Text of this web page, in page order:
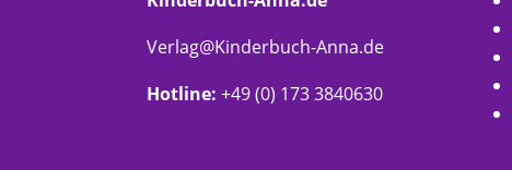
Verlag@Kinderbuch-Anna.de
Hotline: +49 (0) 173 3840630